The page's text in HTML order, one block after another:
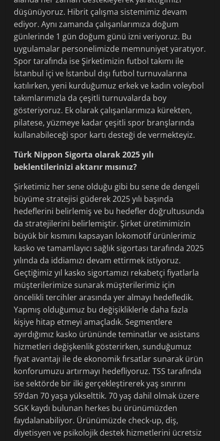
düşünüyoruz. Hibrit çalışma sistemimiz devam
ediyor. Aynı zamanda çalışanlarımıza doğum
günlerinde 1 gün doğum günü izni veriyoruz. Bu
uygulamalar personelimizde memnuniyet yaratıyor.
Spor tarafında ise Şirketimizin futbol takımı ile
İstanbul içi ve İstanbul dışı futbol turnuvalarına
katılırken, yeni kurduğumuz erkek ve kadın voleybol
takımlarımızla da çeşitli turnuvalarda boy
gösteriyoruz. Ek olarak çalışanlarımıza kürekten,
pilatese, yüzmeye kadar çeşitli spor branşlarında
kullanabileceği spor kartı desteği de vermekteyiz.
Türk Nippon Sigorta olarak 2025 yılı
beklentilerinizi aktarır mısınız?
Şirketimiz her sene olduğu gibi bu sene de dengeli
büyüme stratejisi güderek 2025 yılı başında
hedeflerini belirlemiş ve bu hedefler doğrultusunda
da stratejilerini belirlemiştir. Şirket üretimimizin
büyük bir kısmını kapsayan lokomotif ürünlerimiz
kasko ve tamamlayıcı sağlık sigortası tarafında 2025
yılında da iddiamızı devam ettirmek istiyoruz.
Geçtiğimiz yıl kasko sigortamızı rekabetçi fiyatlarla
müşterilerimize sunarak müşterilerimiz için
öncelikli tercihler arasında yer almayı hedefledik.
Yapmış olduğumuz bu değişikliklerle daha fazla
kişiye hitap etmeyi amaçladık. Segmentlere
ayırdığımız kasko ürününde teminatlar ve asistans
hizmetleri değişkenlik gösterirken, sunduğumuz
fiyat avantajı ile de ekonomik fırsatlar sunarak ürün
konforumuzu artırmayı hedefliyoruz. TSS tarafında
ise sektörde bir ilki gerçekleştirerek yaş sınırını
59’dan 70 yaşa yükselttik. 70 yaş dahil olmak üzere
SGK kaydı bulunan herkes bu ürünümüzden
faydalanabiliyor. Ürünümüzde check-up, diş,
diyetisyen ve psikolojik destek hizmetlerini ücretsiz